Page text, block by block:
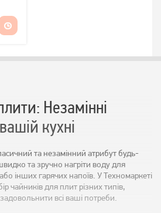
Незамінні
кухні
та незамінний атрибут будь-
та зручно нагріти воду для
інших гарячих напоїв. У Техномаркеті
чайників для плит різних типів,
всі ваші потреби.